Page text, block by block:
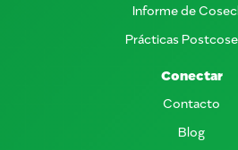
Informe de
Prácticas
Conectar
Contacto
Blog